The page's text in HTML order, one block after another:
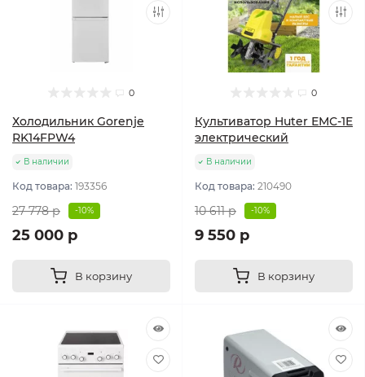
0
Холодильник Gorenje
RK14FPW4
В наличии
Код товара: 193356
27 778 р -10%
25 000 р
В корзину
0
Культиватор Huter ЕМС-1E
электрический
В наличии
Код товара: 210490
10 611 р -10%
9 550 р
В корзину